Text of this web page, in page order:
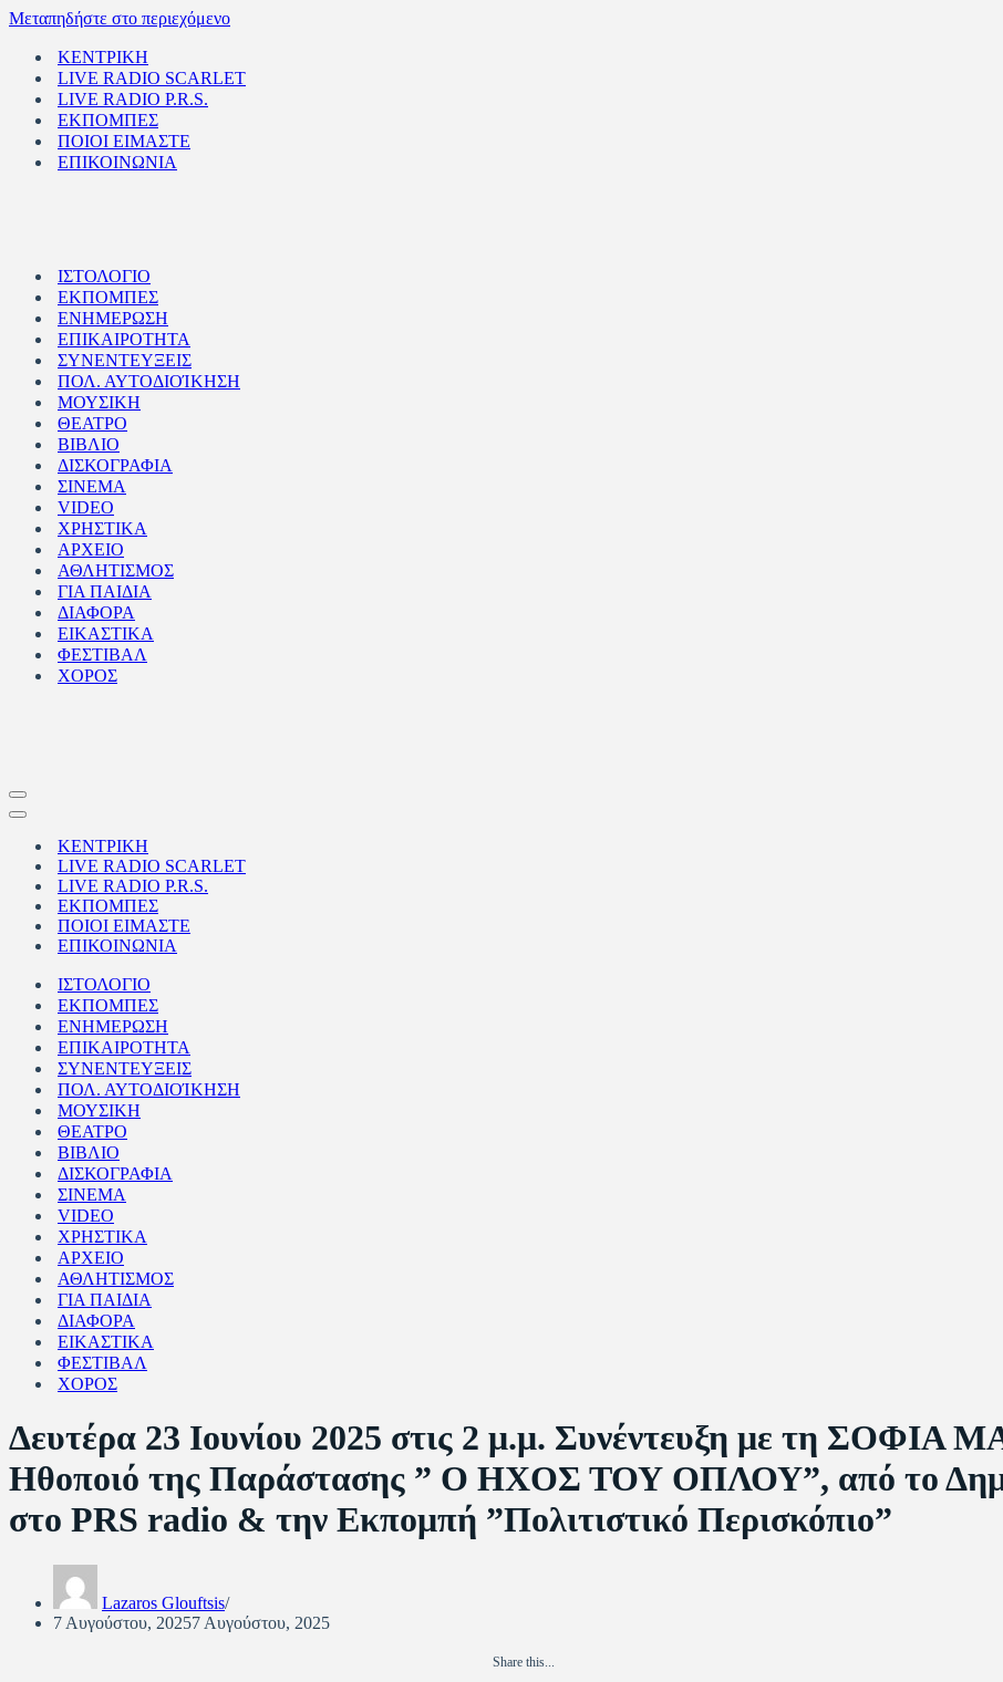
Μεταπηδήστε στο περιεχόμενο
ΚΕΝΤΡΙΚΗ
LIVE RADIO SCARLET
LIVE RADIO P.R.S.
ΕΚΠΟΜΠΕΣ
ΠΟΙΟΙ ΕΙΜΑΣΤΕ
ΕΠΙΚΟΙΝΩΝΙΑ
ΙΣΤΟΛΟΓΙΟ
ΕΚΠΟΜΠΕΣ
ΕΝΗΜΕΡΩΣΗ
ΕΠΙΚΑΙΡΟΤΗΤΑ
ΣΥΝΕΝΤΕΥΞΕΙΣ
ΠΟΛ. ΑΥΤΟΔΙΟΊΚΗΣΗ
ΜΟΥΣΙΚΗ
ΘΕΑΤΡΟ
ΒΙΒΛΙΟ
ΔΙΣΚΟΓΡΑΦΙΑ
ΣΙΝΕΜΑ
VIDEO
ΧΡΗΣΤΙΚΑ
ΑΡΧΕΙΟ
ΑΘΛΗΤΙΣΜΟΣ
ΓΙΑ ΠΑΙΔΙΑ
ΔΙΑΦΟΡΑ
ΕΙΚΑΣΤΙΚΑ
ΦΕΣΤΙΒΑΛ
ΧΟΡΟΣ
Μενού
πλοήγησης
Μενού
πλοήγησηςΚΕΝΤΡΙΚΗ
LIVE RADIO SCARLET
LIVE RADIO P.R.S.
ΕΚΠΟΜΠΕΣ
ΠΟΙΟΙ ΕΙΜΑΣΤΕ
ΕΠΙΚΟΙΝΩΝΙΑ
ΙΣΤΟΛΟΓΙΟ
ΕΚΠΟΜΠΕΣ
ΕΝΗΜΕΡΩΣΗ
ΕΠΙΚΑΙΡΟΤΗΤΑ
ΣΥΝΕΝΤΕΥΞΕΙΣ
ΠΟΛ. ΑΥΤΟΔΙΟΊΚΗΣΗ
ΜΟΥΣΙΚΗ
ΘΕΑΤΡΟ
ΒΙΒΛΙΟ
ΔΙΣΚΟΓΡΑΦΙΑ
ΣΙΝΕΜΑ
VIDEO
ΧΡΗΣΤΙΚΑ
ΑΡΧΕΙΟ
ΑΘΛΗΤΙΣΜΟΣ
ΓΙΑ ΠΑΙΔΙΑ
ΔΙΑΦΟΡΑ
ΕΙΚΑΣΤΙΚΑ
ΦΕΣΤΙΒΑΛ
ΧΟΡΟΣ
Δευτέρα 23 Ιουνίου 2025 στις 2 μ.μ. Συνέντευξη με τη
Ηθοποιό της Παράστασης ” Ο ΗΧΟΣ ΤΟΥ ΟΠΛΟΥ”, από το
στο PRS radio & την Εκπομπή ”Πολιτιστικό Περισκόπιο”
Lazaros Glouftsis
7 Αυγούστου, 20257 Αυγούστου, 2025
Share this...